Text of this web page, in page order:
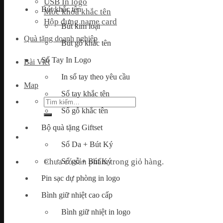
Móc khoá khắc tên
Hộp đựng name card
Quà tặng doanh nghiệp
Bài Viết
Map
Tìm
kiếm:
Chưa có sản phẩm trong giỏ hàng.
Bút khắc tên
Bút kim loại
Bút gỗ khắc tên
Sổ Tay In Logo
In sổ tay theo yêu cầu
Sổ tay khắc tên
Sổ gỗ khắc tên
Bộ quà tặng Giftset
Sổ Da + Bút Ký
Sổ gỗ + Bút Ký
Pin sạc dự phòng in logo
Bình giữ nhiệt cao cấp
Bình giữ nhiệt in logo